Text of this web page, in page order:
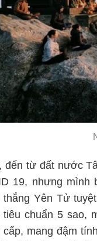
đến từ đất nước
19, nhưng mình
thắng Yên Tử
chuẩn 5 sao,
cấp, mang đậm